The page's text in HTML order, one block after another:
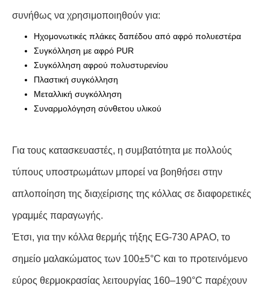
συνήθως να χρησιμοποιηθούν για:
Ηχομονωτικές πλάκες δαπέδου από αφρό πολυεστέρα
Συγκόλληση με αφρό PUR
Συγκόλληση αφρού πολυστυρενίου
Πλαστική συγκόλληση
Μεταλλική συγκόλληση
Συναρμολόγηση σύνθετου υλικού
Για τους κατασκευαστές, η συμβατότητα με πολλούς
τύπους υποστρωμάτων μπορεί να βοηθήσει στην
απλοποίηση της διαχείρισης της κόλλας σε διαφορετικές
γραμμές παραγωγής.
Έτσι, για την κόλλα θερμής τήξης EG-730 APAO, το
σημείο μαλακώματος των 100±5°C και το προτεινόμενο
εύρος θερμοκρασίας λειτουργίας 160–190°C παρέχουν